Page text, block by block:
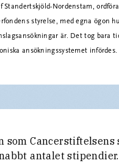
Standertskjöld-Nordenstam,
styrelse, med egna ögon
är. Det tog bara
ansökningssystemet infördes.
som
antalet